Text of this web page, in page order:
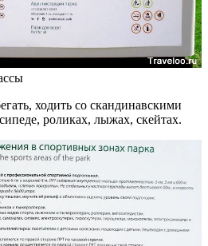
ходить со скандинавскими
роликах, лыжах, скейтах.